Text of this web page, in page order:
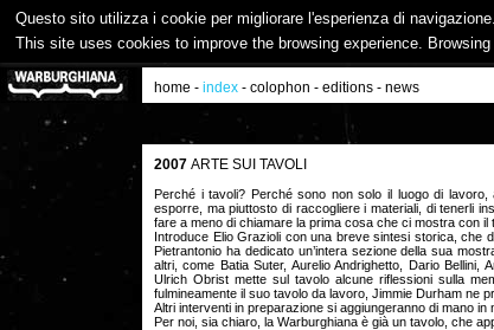
Questo sito utilizza i cookie per migliorare l'esperienza di
This site uses cookies to improve the browsing experience.
home - index - colophon - editions - news
2007 ARTE SUI TAVOLI
Perché i tavoli? Perché sono non solo il luogo di
esporre, ma piuttosto di raccogliere i materiali, di tenerli
fare a meno di chiamare la prima cosa che ci mostra con il
Introduce Elio Grazioli con una breve sintesi storica, che
Pietrantonio ha dedicato un’intera sezione della sua
altri, come Batia Suter, Aurelio Andrighetto, Dario Bellini,
Ulrich Obrist mette sul tavolo alcune riflessioni sulla
fulmineamente il suo tavolo da lavoro, Jimmie Durham ne
Altri interventi in preparazione si aggiungeranno di mano in
Per noi, sia chiaro, la Warburghiana è già un tavolo, che